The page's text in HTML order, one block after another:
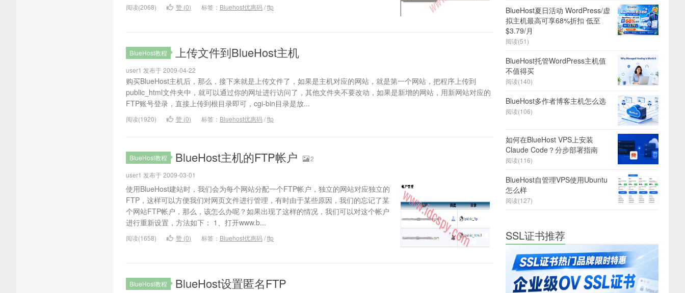
阅读(2068) 赞 (0) 标签： Bluehost优惠码/ftp
BlueHost教程 上传文件到BlueHost主机
user1 发布于 2009-04-22
购买BlueHost主机后，那么，接下来就是上传文件了，如果是主机对应的网站，就是第一个网站，把程序上传到
public_html文件夹中，就可以通过你的网址进行访问了，其他文件夹不要改动，如果是新增的网站，用新网站对应的
FTP账号登录，直接上传到根目录即可，cgi-bin目录是放...
阅读(1920) 赞 (0) 标签： Bluehost优惠码/ftp
BlueHost教程 BlueHost主机的FTP帐户
2
user1 发布于 2009-03-01
使用BlueHost建站时，我们会为每个网站分配一个FTP帐户，独立的网站对应独立的
FTP，这样可以方便我们对网页文件进行管理，有时由于某些原因，我们的忘记了某
个网站FTP帐户，那么，该怎么办呢？如果出现了这样的情况，我们可以对这个帐户
进行重新设置，方法如下： 1、打开www.b...
阅读(1658) 赞 (0) 标签： Bluehost优惠码/ftp
BlueHost教程 BlueHost设置匿名FTP
BlueHost夏日活动 WordPress/虚
拟主机最高可享68%折扣 低至
$3.79/月
阅读(51)
BlueHost托管WordPress主机值
不值得买
阅读(140)
BlueHost多作者博客主机怎么选
阅读(106)
如何在BlueHost VPS上安装
Claude Code？分步部署指南
阅读(116)
BlueHost自管理VPS使用Ubuntu
怎么样
阅读(127)
SSL证书推荐